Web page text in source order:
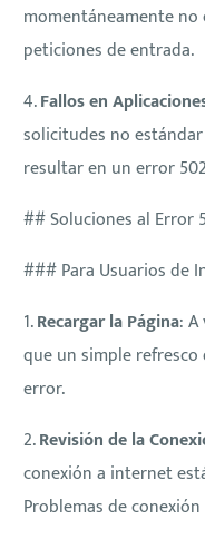
momentáneamente
peticiones de entrada.
4.Fallos en
solicitudes no
resultar en un error
## Soluciones al Error
### Para Usuarios de
1.Recargar la Página:
que un simple
error.
2.Revisión de la
conexión a internet
Problemas de